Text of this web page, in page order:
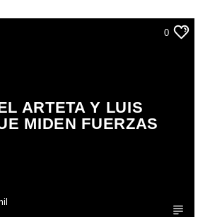
0
ARTETA Y LUIS
MIDEN FUERZAS